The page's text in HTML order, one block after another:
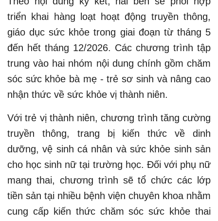
triển khai hàng loạt hoạt động truyền thông,
giáo dục sức khỏe trong giai đoạn từ tháng 5
đến hết tháng 12/2026. Các chương trình tập
trung vào hai nhóm nội dung chính gồm chăm
sóc sức khỏe bà mẹ - trẻ sơ sinh và nâng cao
nhận thức về sức khỏe vị thành niên.
Với trẻ vị thành niên, chương trình tăng cường
truyền thông, trang bị kiến thức về dinh
dưỡng, vệ sinh cá nhân và sức khỏe sinh sản
cho học sinh nữ tại trường học. Đối với phụ nữ
mang thai, chương trình sẽ tổ chức các lớp
tiền sản tại nhiều bệnh viện chuyên khoa nhằm
cung cấp kiến thức chăm sóc sức khỏe thai